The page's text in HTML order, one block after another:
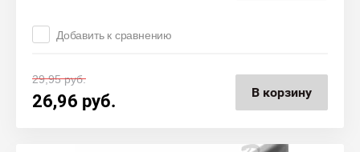
Добавить к сравнению
29,95руб.
26,96 руб. В корзину